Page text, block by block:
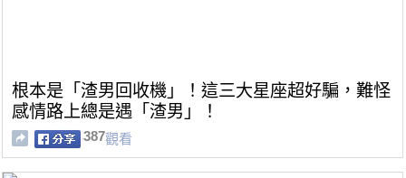
根本是「渣男回收機」！這三大星座超好騙，難怪
感情路上總是遇「渣男」！
387觀看